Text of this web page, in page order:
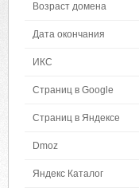
Возраст домена
Дата окончания
ИКС
Страниц в Google
Страниц в Яндексе
Dmoz
Яндекс Каталог